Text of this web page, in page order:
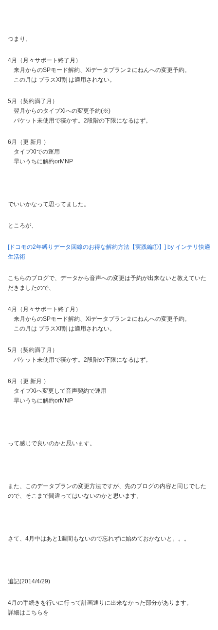
つまり、
4月（月々サポート終了月）
来月からのSPモード解約、Xiデータプラン２にねんへの変更予約。
この月は プラスXi割 は適用されない。
5月（契約満了月）
翌月からのタイプXiへの変更予約(※)
パケット未使用で寝かす。2段階の下限になるはず。
6月（更 新月 ）
タイプXiでの運用
早いうちに解約orMNP
でいいかなって思ってました。
ところが、
[ドコモの2年縛りデータ回線のお得な解約方法【実践編①】] by インテリ快適
生活術
こちらのブログで、データから音声への変更は予約が出来ないと教えていた
だきましたので、
4月（月々サポート終了月）
来月からのSPモード解約、Xiデータプラン２にねんへの変更予約。
この月は プラスXi割 は適用されない。
5月（契約満了月）
パケット未使用で寝かす。2段階の下限になるはず。
6月（更 新月 ）
タイプXiへ変更して音声契約で運用
早いうちに解約orMNP
って感じで良いのかと思います。
また、このデータプランの変更方法ですが、先のブログの内容と同じでした
ので、そこまで間違ってはいないのかと思います。
さて、4月中はあと1週間もないので忘れずに始めておかないと。。。
追記(2014/4/29)
4月の手続きを行いに行って計画通りに出来なかった部分があります。
詳細はこちらを